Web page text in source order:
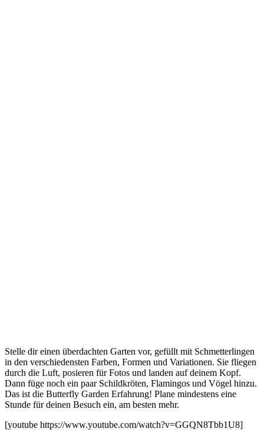
Stelle dir einen überdachten Garten vor, gefüllt mit Schmetterlingen
in den verschiedensten Farben, Formen und Variationen. Sie fliegen
durch die Luft, posieren für Fotos und landen auf deinem Kopf.
Dann füge noch ein paar Schildkröten, Flamingos und Vögel hinzu.
Das ist die Butterfly Garden Erfahrung! Plane mindestens eine
Stunde für deinen Besuch ein, am besten mehr.
[youtube https://www.youtube.com/watch?v=GGQN8Tbb1U8]